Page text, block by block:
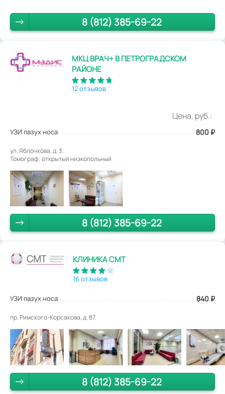
8 (812) 385-69-22
МКЦ ВРАЧ+ В ПЕТРОГРАДСКОМ
РАЙОНЕ
12 отзывов
Цена, руб.:
УЗИ пазух носа 800 ₽
ул. Яблочкова, д. 3.
Томограф: открытый низкопольный
8 (812) 385-69-22
КЛИНИКА СМТ
16 отзывов
УЗИ пазух носа 840 ₽
пр. Римского-Корсакова, д. 87.
8 (812) 385-69-22